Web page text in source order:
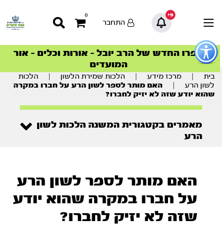
כפתור
לפתיחת
תפריט
9+
0
התחבר
סדרות הפודקאסטים
הסדרה המובילה החודש – דרך המלך
ספרו החדש של הרב יובל – אורות וכלים – אור
המועדים
הצטרפו למהפכת הבריאות הטבעית >
סדרות הפודקאסטים
הסדרה המובילה החודש – דרך המלך
בית מרכז מידע הלכות שמירת הלשון
הלכות
לשון הרע
האם מותר לספר לשון הרע על חברו במקרה
שהוא יודע שזה לא יזיק לחברו?
מאמרים בקטגורית המשנה הלכות לשון
הרע
האם מותר לספר לשון הרע
על חברו במקרה שהוא יודע
שזה לא יזיק לחברו?